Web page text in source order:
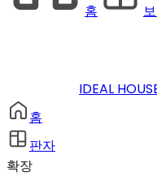
홈
IDEAL
홈
판자
확장